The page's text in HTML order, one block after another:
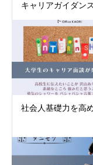
キャリアガイダンス
社会人基礎力を高